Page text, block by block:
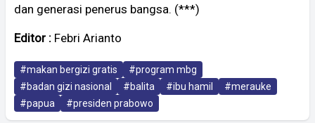
dan generasi penerus bangsa. (***)
Editor : Febri Arianto
#makan bergizi gratis
#program mbg
#badan gizi nasional
#balita #ibu hamil
#merauke
#papua
#presiden prabowo